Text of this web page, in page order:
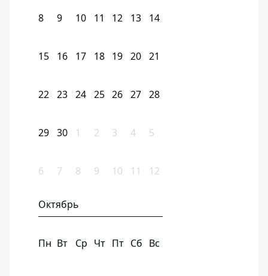
8 9 10 11 12 13 14
15 16 17 18 19 20 21
22 23 24 25 26 27 28
29 30 1 2 3 4 5
6 7 8 9 10 11 12
Октябрь
Пн Вт Ср Чт Пт Сб Вс